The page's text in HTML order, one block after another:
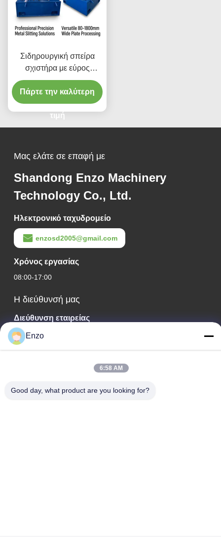
Σιδηρουργική σπείρα
σχιστήρα με εύρος
σχιστήρα 10 mm έως
1500 mm και εύρος
πάχους πλάκας 0,1 έως 4
mm για εξοπλισμό
σχιστήρα σπείρας
Πάρτε την καλύτερη
τιμή
Μας ελάτε σε επαφή με
Shandong Enzo Machinery
Technology Co., Ltd.
Ηλεκτρονικό ταχυδρομείο
enzosd2005@gmail.com
Χρόνος εργασίας
08:00-17:00
Η διεύθυνσή μας
Διεύθυνση εταιρείας
Αρ. 599, Οδός Zhangbei, Κομητεία Huantai, Πόλη Zibo,
Επαρχία Shandong, Κίνα
Αρ. 553, Οδός Zhangbei, Κομητεία Huantai, Πόλη Zibo,
Επαρχία Shandong
Enzo
6:58 AM
Good day, what product are you looking for?